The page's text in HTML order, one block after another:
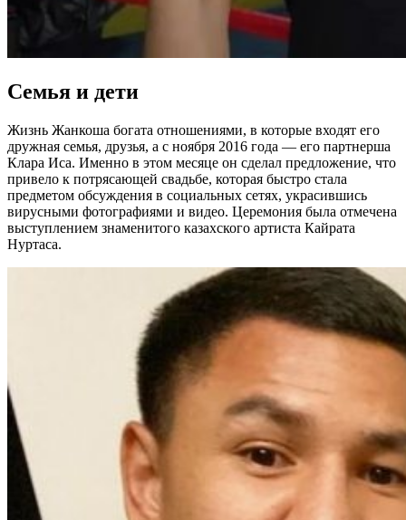
Семья и дети
Жизнь Жанкоша богата отношениями, в которые входят его
дружная семья, друзья, а с ноября 2016 года — его партнерша
Клара Иса. Именно в этом месяце он сделал предложение, что
привело к потрясающей свадьбе, которая быстро стала
предметом обсуждения в социальных сетях, украсившись
вирусными фотографиями и видео. Церемония была отмечена
выступлением знаменитого казахского артиста Кайрата
Нуртаса.